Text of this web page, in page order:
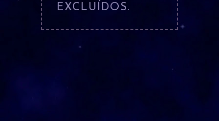
EXCLUÍDOS.